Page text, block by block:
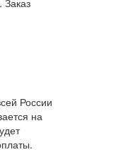
Заказ
России
на